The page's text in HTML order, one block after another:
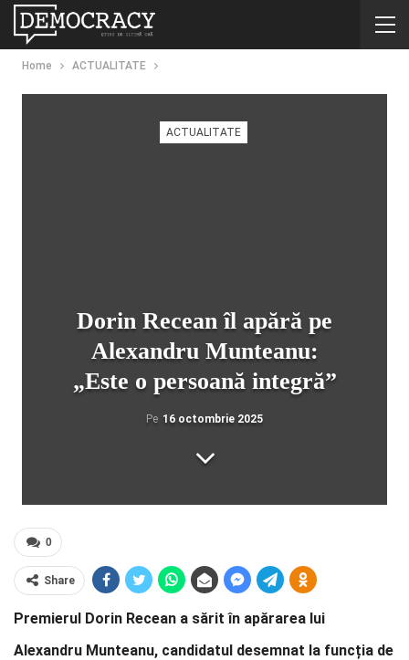
Home ACTUALITATE
ACTUALITATE
Dorin Recean îl apără pe
Alexandru Munteanu:
„Este o persoană integră”
Pe 16 octombrie 2025
0
Share
Premierul Dorin Recean a sărit în apărarea lui
Alexandru Munteanu, candidatul desemnat la funcția de